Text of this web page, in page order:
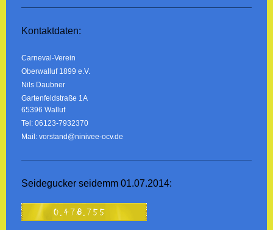
Kontaktdaten:
Carneval-Verein
Oberwalluf 1899 e.V.
Nils Daubner
Gartenfeldstraße 1A
65396 Walluf
Tel: 06123-7932370
Mail: vorstand@ninivee-ocv.de
Seidegucker seidemm 01.07.2014: